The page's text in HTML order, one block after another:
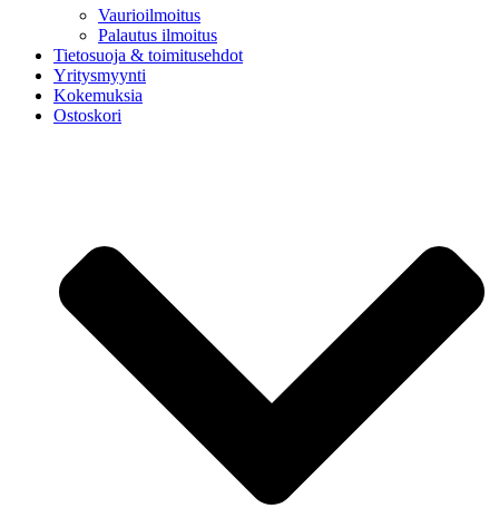
Vaurioilmoitus
Palautus ilmoitus
Tietosuoja & toimitusehdot
Yritysmyynti
Kokemuksia
Ostoskori